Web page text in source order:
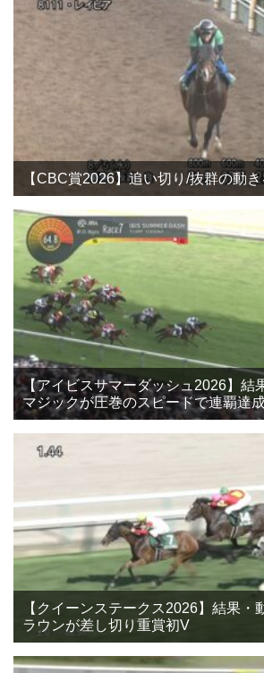
【CBC賞2026】追い切り/抜群の動
【アイビスサマーダッシュ2026】結
マジックが圧巻のスピードで連覇達
【クイーンステークス2026】結果・
ラウンが差し切り重賞初V